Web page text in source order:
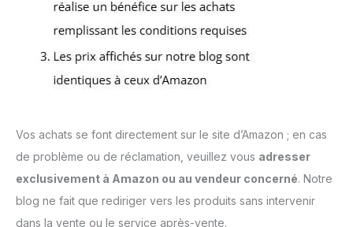
Vos achats se font directement sur le site d’Amazon ; en cas
de problème ou de réclamation, veuillez vous adresser
exclusivement à Amazon ou au vendeur concerné. Notre
blog ne fait que rediriger vers les produits sans intervenir
dans la vente ou le service après-vente.